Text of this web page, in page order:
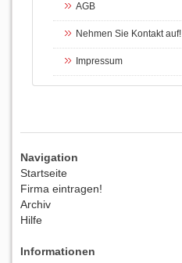
AGB
Nehmen Sie Kontakt auf!
Impressum
Navigation
Startseite
Firma eintragen!
Archiv
Hilfe
Informationen